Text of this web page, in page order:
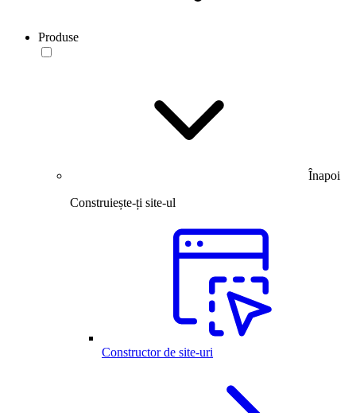
Produse
Înapoi
Construiește-ți site-ul
Constructor de site-uri